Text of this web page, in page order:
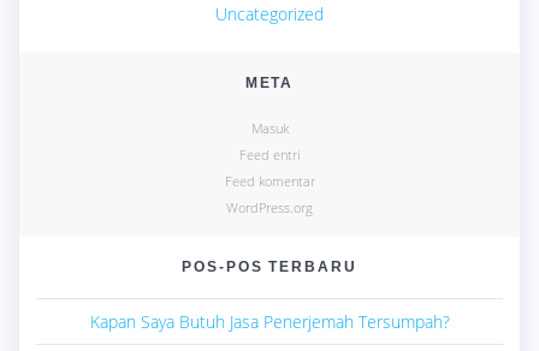
Uncategorized
META
Masuk
Feed entri
Feed komentar
WordPress.org
POS-POS TERBARU
Kapan Saya Butuh Jasa Penerjemah Tersumpah?